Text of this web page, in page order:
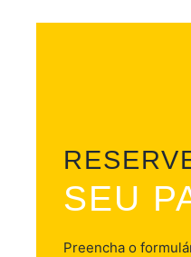
SEU
Preencha o